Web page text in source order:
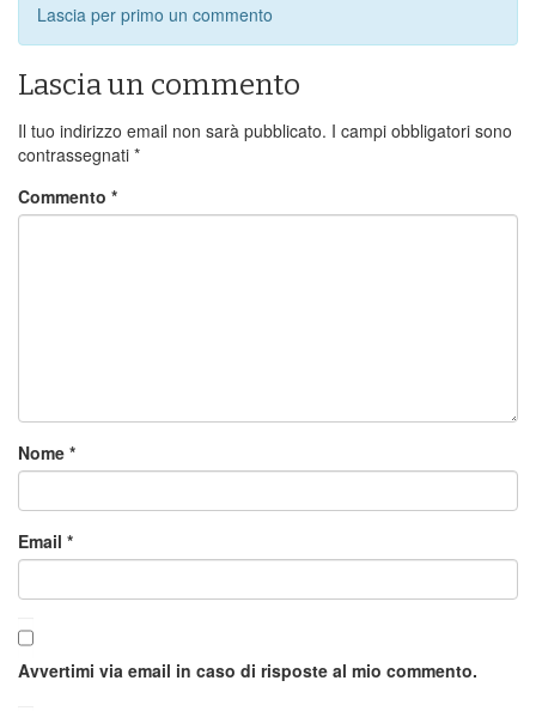
Lascia per primo un commento
Lascia un commento
Il tuo indirizzo email non sarà pubblicato. I campi obbligatori sono
contrassegnati *
Commento *
Nome *
Email *
Avvertimi via email in caso di risposte al mio commento.